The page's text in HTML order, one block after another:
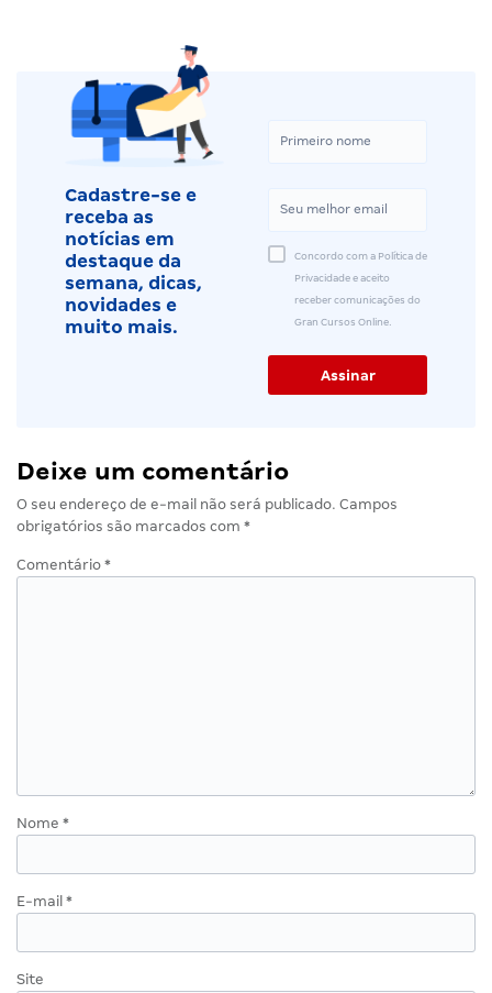
Cadastre-se e
receba as
notícias em
destaque da
semana, dicas,
novidades e
muito mais.
Concordo com a Política de
Privacidade e aceito
receber comunicações do
Gran Cursos Online.
Deixe um comentário
O seu endereço de e-mail não será publicado. Campos
obrigatórios são marcados com *
Comentário *
Nome *
E-mail *
Site